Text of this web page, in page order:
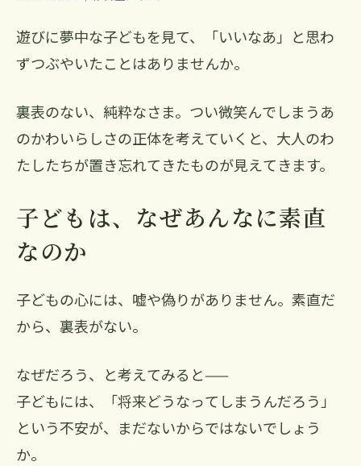
遊びに夢中な子どもを見て、「いいなあ」と思わ
ずつぶやいたことはありませんか。
裏表のない、純粋なさま。つい微笑んでしまうあ
のかわいらしさの正体を考えていくと、大人のわ
たしたちが置き忘れてきたものが見えてきます。
子どもは、なぜあんなに素直
なのか
子どもの心には、嘘や偽りがありません。素直だ
から、裏表がない。
なぜだろう、と考えてみると——
子どもには、「将来どうなってしまうんだろう」
という不安が、まだないからではないでしょう
か。